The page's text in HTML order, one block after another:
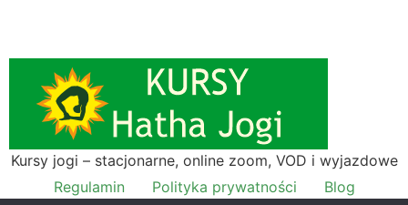
Kursy jogi – stacjonarne, online zoom, VOD i wyjazdowe
Regulamin
Polityka prywatności Blog